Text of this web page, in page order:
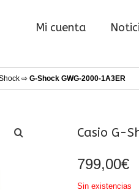
Mi cuenta
⇨ G-Shock GWG-2000-1A3ER
Casio G-
799,00€
Sin existencias